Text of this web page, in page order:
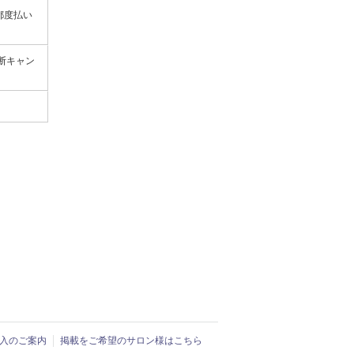
度払い
キャン
のご案内 掲載をご希望のサロン様はこちら